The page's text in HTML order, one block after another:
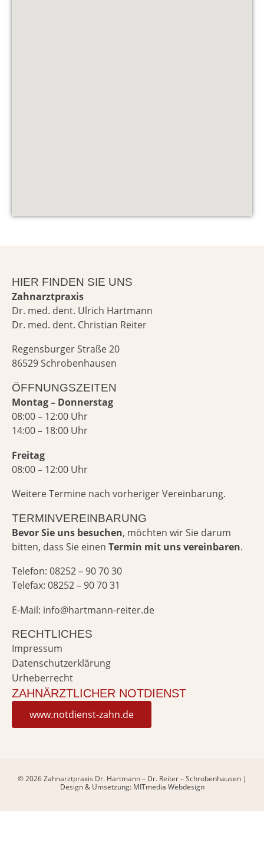
HIER FINDEN SIE UNS
Zahnarztpraxis
Dr. med. dent. Ulrich Hartmann
Dr. med. dent. Christian Reiter
Regensburger Straße 20
86529 Schrobenhausen
ÖFFNUNGSZEITEN
Montag – Donnerstag
08:00 – 12:00 Uhr
14:00 – 18:00 Uhr
Freitag
08:00 – 12:00 Uhr
Weitere Termine nach vorheriger Vereinbarung.
TERMINVEREINBARUNG
Bevor Sie uns besuchen, möchten wir Sie darum
bitten, dass Sie einen Termin mit uns vereinbaren.
Telefon: 08252 – 90 70 30
Telefax: 08252 – 90 70 31
E-Mail:
ed.retier-nnamtrah
@ofni
RECHTLICHES
Impressum
Datenschutzerklärung
Urheberrecht
ZAHNÄRZTLICHER NOTDIENST
www.notdienst-zahn.de
© 2026 Zahnarztpraxis Dr. Hartmann – Dr. Reiter – Schrobenhausen |
Design & Umsetzung: MITmedia Webdesign